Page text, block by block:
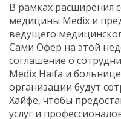
В рамках расширения
медицины Medix и
ведущего
Сами Офер на этой
соглашение о
Medix Haifa и
организации будут
Хайфе, чтобы
услуг и